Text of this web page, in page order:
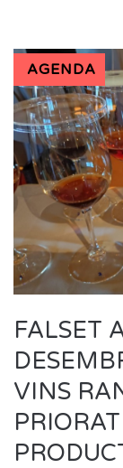
AGENDA
FALSET
VINS